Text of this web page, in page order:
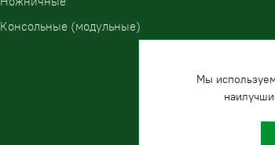
Консольные (модульные)
Мы